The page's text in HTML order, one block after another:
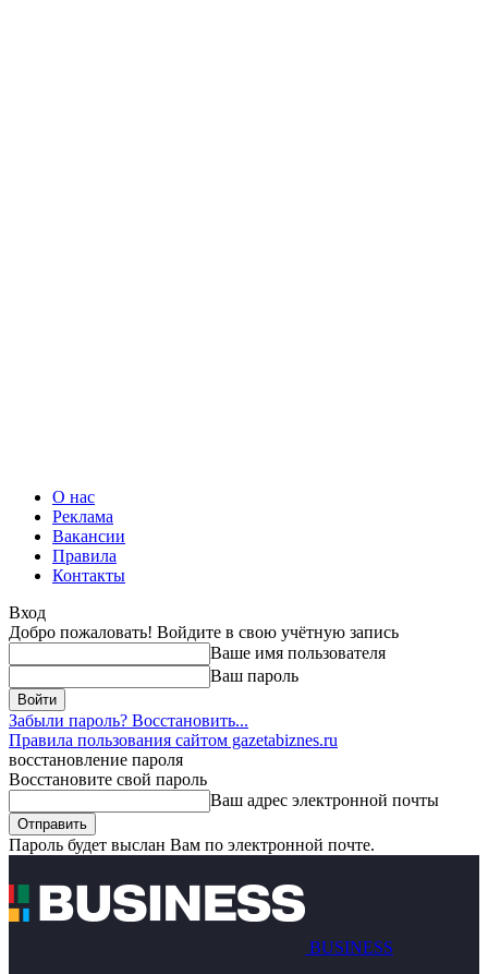
О нас
Реклама
Вакансии
Правила
Контакты
Вход
Добро пожаловать! Войдите в свою учётную запись
Ваше имя пользователя
Ваш пароль
Забыли пароль? Восстановить...
Правила пользования сайтом gazetabiznes.ru
восстановление пароля
Восстановите свой пароль
Ваш адрес электронной почты
Пароль будет выслан Вам по электронной почте.
BUSINESS